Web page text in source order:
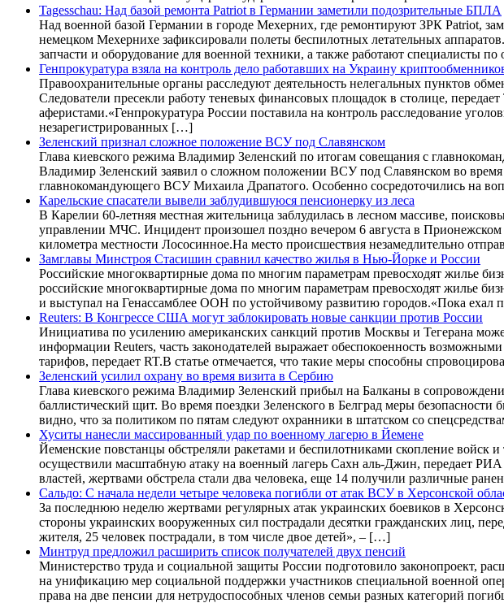
Tagesschau: Над базой ремонта Patriot в Германии заметили подозрительные БПЛА
Над военной базой Германии в городе Мехерних, где ремонтируют ЗРК Patriot,
немецком Мехернихе зафиксировали полеты беспилотных летательных
запчасти и оборудование для военной техники, а также работают специалисты
Генпрокуратура взяла на контроль дело работавших на Украину
Правоохранительные органы расследуют деятельность нелегальных пунктов
Следователи пресекли работу теневых финансовых площадок в столице,
аферистами.«Генпрокуратура России поставила на контроль расследование
незарегистрированных […]
Зеленский признал сложное положение ВСУ под Славянском
Глава киевского режима Владимир Зеленский по итогам совещания с
Владимир Зеленский заявил о сложном положении ВСУ под Славянском во
главнокомандующего ВСУ Михаила Драпатого. Особенно сосредоточились на
Карельские спасатели вывели заблудившуюся пенсионерку из леса
В Карелии 60-летняя местная жительница заблудилась в лесном массиве,
управлении МЧС. Инцидент произошел поздно вечером 6 августа в Прионежском
километра местности Лососинное.На место происшествия незамедлительно
Замглавы Минстроя Стасишин сравнил качество жилья в Нью-Йорке и России
Российские многоквартирные дома по многим параметрам превосходят жилье
российские многоквартирные дома по многим параметрам превосходят жилье
и выступал на Генассамблее ООН по устойчивому развитию городов.«Пока
Reuters: В Конгрессе США могут заблокировать новые санкции против России
Инициатива по усилению американских санкций против Москвы и Тегерана
информации Reuters, часть законодателей выражает обеспокоенность
тарифов, передает RT.В статье отмечается, что такие меры способны
Зеленский усилил охрану во время визита в Сербию
Глава киевского режима Владимир Зеленский прибыл на Балканы в
баллистический щит. Во время поездки Зеленского в Белград меры
видно, что за политиком по пятам следуют охранники в штатском со
Хуситы нанесли массированный удар по военному лагерю в Йемене
Йеменские повстанцы обстреляли ракетами и беспилотниками скопление
осуществили масштабную атаку на военный лагерь Сахн аль-Джин, передает
властей, жертвами обстрела стали два человека, еще 14 получили различные
Сальдо: С начала недели четыре человека погибли от атак ВСУ в Херсонской
За последнюю неделю жертвами регулярных атак украинских боевиков в
стороны украинских вооруженных сил пострадали десятки гражданских лиц,
жителя, 25 человек пострадали, в том числе двое детей», – […]
Минтруд предложил расширить список получателей двух пенсий
Министерство труда и социальной защиты России подготовило законопроект,
на унификацию мер социальной поддержки участников специальной военной
права на две пенсии для нетрудоспособных членов семьи разных категорий